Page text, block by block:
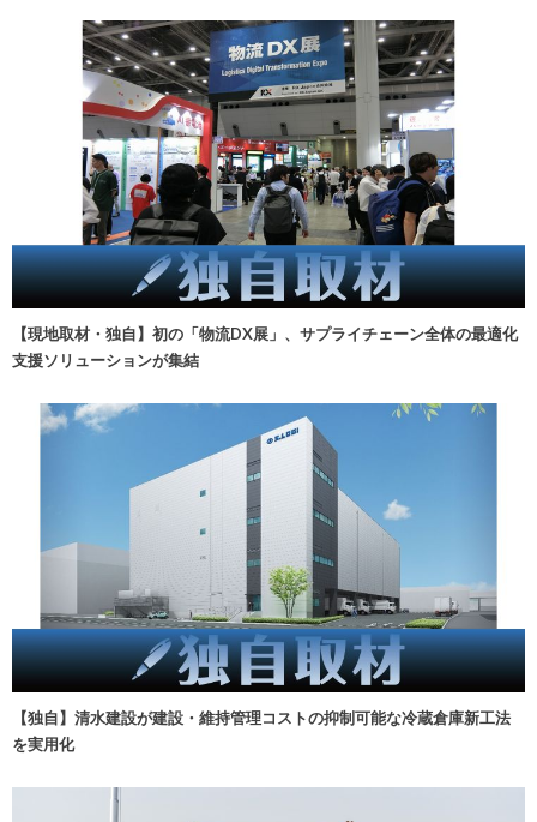
【現地取材・独自】初の「物流DX展」、サプライチェーン全体の最適化
支援ソリューションが集結
【独自】清水建設が建設・維持管理コストの抑制可能な冷蔵倉庫新工法
を実用化